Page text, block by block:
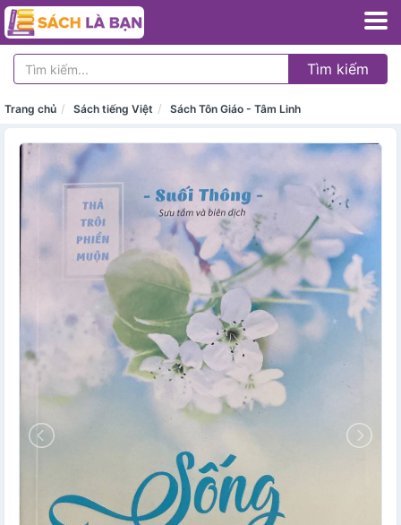
Tìm kiếm
Trang chủ Sách tiếng Việt Sách Tôn Giáo - Tâm Linh